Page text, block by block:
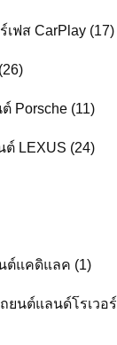
เฟส CarPlay (17)
(26)
ต์ Porsche (11)
ต์ LEXUS (24)
ต์แคดิแลค (1)
ถยนต์แลนด์โรเวอร์